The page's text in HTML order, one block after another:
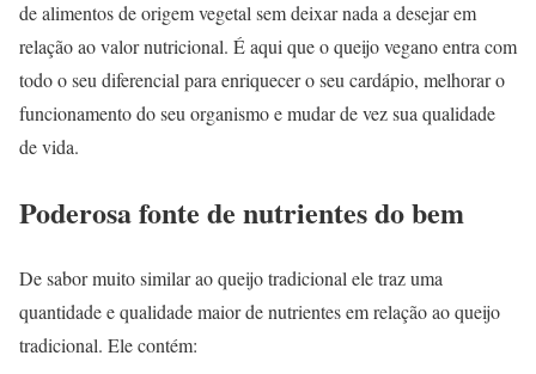
de alimentos de origem vegetal sem deixar nada a desejar em
relação ao valor nutricional. É aqui que o queijo vegano entra com
todo o seu diferencial para enriquecer o seu cardápio, melhorar o
funcionamento do seu organismo e mudar de vez sua qualidade
de vida.
Poderosa fonte de nutrientes do bem
De sabor muito similar ao queijo tradicional ele traz uma
quantidade e qualidade maior de nutrientes em relação ao queijo
tradicional. Ele contém: